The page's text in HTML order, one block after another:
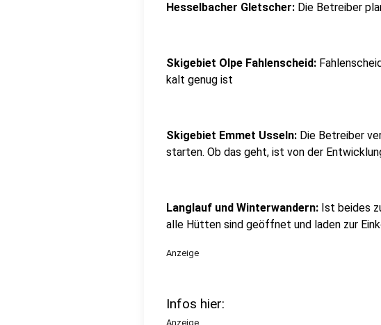
Hesselbacher Gletscher: Die Betreiber
Skigebiet Olpe Fahlenscheid:
kalt genug ist
Skigebiet Emmet Usseln: Die Betreiber
starten. Ob das geht, ist von der
Langlauf und Winterwandern: Ist beides
alle Hütten sind geöffnet und laden zur
Anzeige
Infos hier:
Anzeige